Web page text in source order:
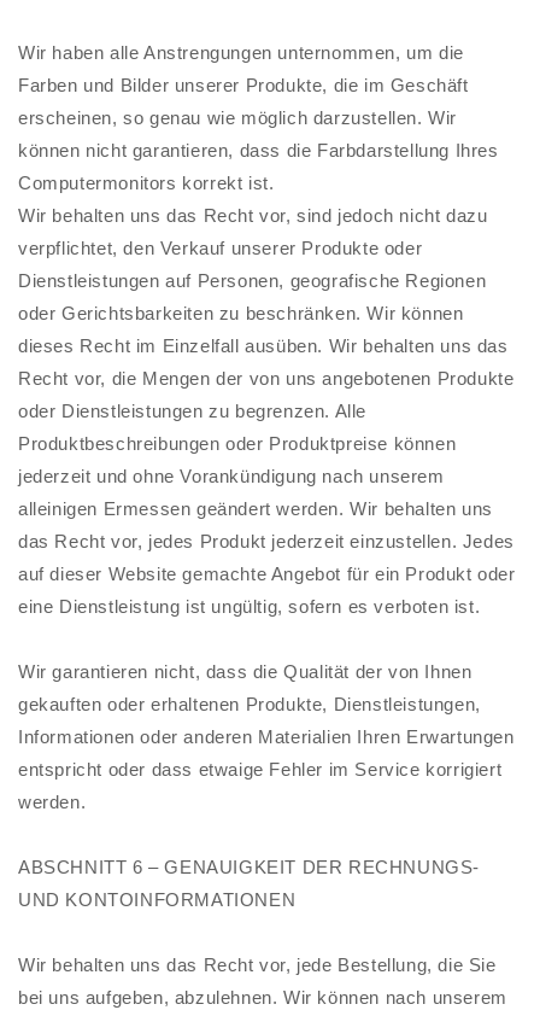
Wir haben alle Anstrengungen unternommen, um die
Farben und Bilder unserer Produkte, die im Geschäft
erscheinen, so genau wie möglich darzustellen. Wir
können nicht garantieren, dass die Farbdarstellung Ihres
Computermonitors korrekt ist.
Wir behalten uns das Recht vor, sind jedoch nicht dazu
verpflichtet, den Verkauf unserer Produkte oder
Dienstleistungen auf Personen, geografische Regionen
oder Gerichtsbarkeiten zu beschränken. Wir können
dieses Recht im Einzelfall ausüben. Wir behalten uns das
Recht vor, die Mengen der von uns angebotenen Produkte
oder Dienstleistungen zu begrenzen. Alle
Produktbeschreibungen oder Produktpreise können
jederzeit und ohne Vorankündigung nach unserem
alleinigen Ermessen geändert werden. Wir behalten uns
das Recht vor, jedes Produkt jederzeit einzustellen. Jedes
auf dieser Website gemachte Angebot für ein Produkt oder
eine Dienstleistung ist ungültig, sofern es verboten ist.
Wir garantieren nicht, dass die Qualität der von Ihnen
gekauften oder erhaltenen Produkte, Dienstleistungen,
Informationen oder anderen Materialien Ihren Erwartungen
entspricht oder dass etwaige Fehler im Service korrigiert
werden.
ABSCHNITT 6 – GENAUIGKEIT DER RECHNUNGS-
UND KONTOINFORMATIONEN
Wir behalten uns das Recht vor, jede Bestellung, die Sie
bei uns aufgeben, abzulehnen. Wir können nach unserem